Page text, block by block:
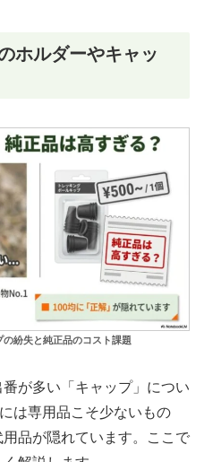
ホルダーやキャッ
の紛失と純正品のコスト課題
が多い「キャップ」につい
は専用品こそ少ないもの
品が隠れています。ここで